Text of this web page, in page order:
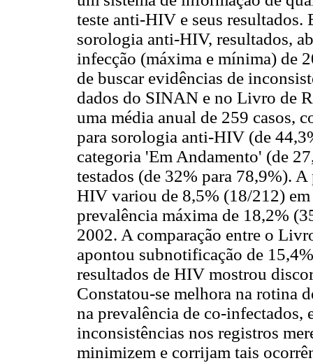
teste anti-HIV e seus resultados.
sorologia anti-HIV, resultados,
infecção (máxima e mínima) de
de buscar evidências de
dados do SINAN e no Livro de
uma média anual de 259 casos,
para sorologia anti-HIV (de
categoria 'Em Andamento' (de
testados (de 32% para 78,9%).
HIV variou de 8,5% (18/212)
prevalência máxima de 18,2%
2002. A comparação entre o
apontou subnotificação de
resultados de HIV mostrou
Constatou-se melhora na rotina
na prevalência de co-infectados,
inconsistências nos registros
minimizem e corrijam tais